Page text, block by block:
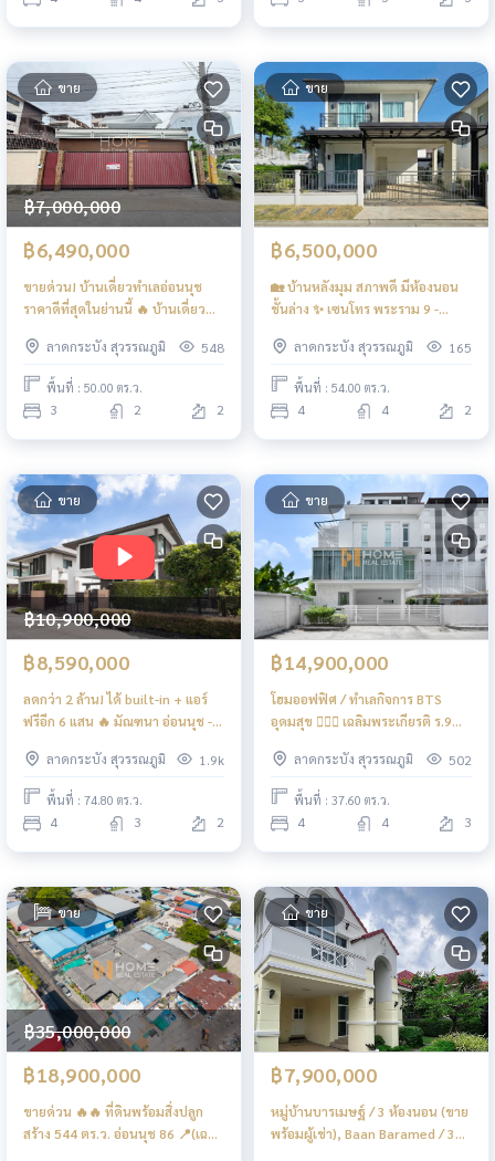
ขาย
฿7,000,000
฿6,490,000
ขายด่วน! บ้านเดี่ยวทำเลอ่อนนุช
ราคาดีที่สุดในย่านนี้ 🔥 บ้านเดี่ยว
(ขาย), House Soi Onnut 70 Yak 1
/ 3 Bedrooms (FOR SALE)
FON059
ลาดกระบัง สุวรรณภูมิ 548
พื้นที่ : 50.00 ตร.ว.
3 2 2
ขาย
฿6,500,000
🏡 บ้านหลังมุม สภาพดี มีห้องนอน
ชั้นล่าง ✨ เซนโทร พระราม 9 -
Centro Rama 9 - Motorway / 4
Bedrooms (FOR SALE) BZD194
ลาดกระบัง สุวรรณภูมิ 165
พื้นที่ : 54.00 ตร.ว.
4 4 2
ขาย
฿10,900,000
฿8,590,000
ลดกว่า 2 ล้าน! ได้ built-in + แอร์
ฟรีอีก 6 แสน 🔥 มัณฑนา อ่อนนุช -
Manthana Onnut - Wongwan 4 /
4 Bedrooms (FOR SALE) FON241
ลาดกระบัง สุวรรณภูมิ 1.9k
พื้นที่ : 74.80 ตร.ว.
4 3 2
ขาย
฿14,900,000
โฮมออฟฟิศ / ทำเลกิจการ BTS
อุดมสุข ❤️‍🔥💸 เฉลิมพระเกียรติ ร.9
Chalerm Phra Kiat R.9 Soi 8 / 4
Studio (FOR SALE) FON267
ลาดกระบัง สุวรรณภูมิ 502
พื้นที่ : 37.60 ตร.ว.
4 4 3
ขาย
฿35,000,000
฿18,900,000
ขายด่วน 🔥🔥 ที่ดินพร้อมสิ่งปลูก
สร้าง 544 ตร.ว. อ่อนนุช 86 📍(เฉลี่ย
ขาย
฿7,900,000
หมู่บ้านบารเมษฐ์ / 3 ห้องนอน (ขาย
พร้อมผู้เช่า), Baan Baramed / 3